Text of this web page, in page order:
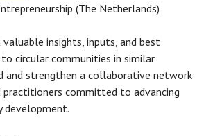
(The Netherlands)
insights, inputs, and best
circular communities in similar
and strengthen a collaborative network
practitioners committed to advancing
development.